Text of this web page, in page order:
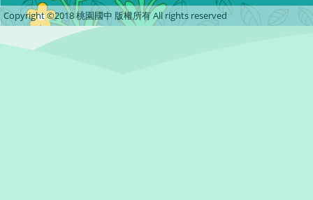
Copyright ©2018 桃園國中 版權所有 All rights reserved